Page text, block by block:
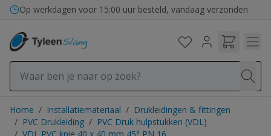
Ga naar de inhoud
Op werkdagen voor 15:00 uur besteld, vandaag verzonden
Home / Installatiemateriaal / Drukleidingen & fittingen
/ PVC Drukleiding / PVC Druk hulpstukken (VDL)